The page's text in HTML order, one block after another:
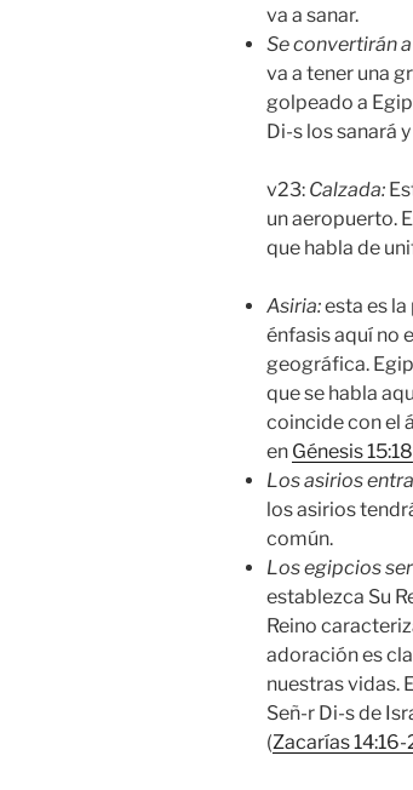
va a sanar.
Se convertirán
va a tener una
golpeado a
Di-s los sanará
v23: Calzada:
un aeropuerto.
que habla de
Asiria:esta es
énfasis aquí no
geográfica.
que se habla
coincide con el
en Génesis 15:18
Los asirios
los asirios
común.
Los egipcios
establezca Su
Reino
adoración es
nuestras vidas.
Señ-r Di-s de
(Zacarías 14:16-